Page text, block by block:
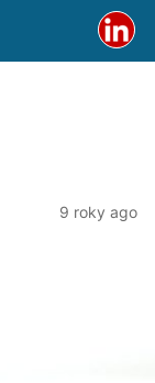
9 roky ago